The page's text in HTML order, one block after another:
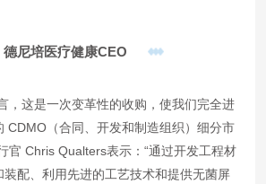
德尼培医疗健康CEO
，这是一次变革性的收购，使我们完全进
CDMO （合同、开发和制造组织）细分市
官 Chris Qualters表示：“通过开发工程材
配、利用先进的工艺技术和提供无菌屏